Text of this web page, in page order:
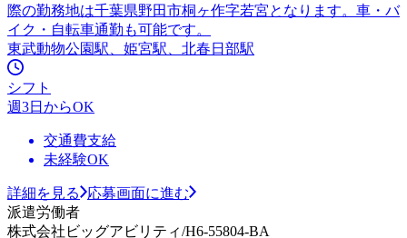
際の勤務地は千葉県野田市桐ヶ作字若宮となります。車・バ
イク・自転車通勤も可能です。
東武動物公園駅、姫宮駅、北春日部駅
シフト
週3日からOK
交通費支給
未経験OK
詳細を見る
応募画面に進む
派遣労働者
株式会社ビッグアビリティ/H6-55804-BA